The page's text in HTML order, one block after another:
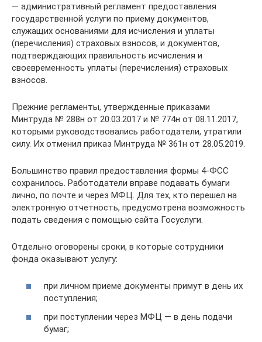
— административный регламент предоставления
государственной услуги по приему документов,
служащих основаниями для исчисления и уплаты
(перечисления) страховых взносов, и документов,
подтверждающих правильность исчисления и
своевременность уплаты (перечисления) страховых
взносов.
Прежние регламенты, утвержденные приказами
Минтруда № 288н от 20.03.2017 и № 774н от 08.11.2017,
которыми руководствовались работодатели, утратили
силу. Их отменил приказ Минтруда № 361н от 28.05.2019.
Большинство правил предоставления формы 4-ФСС
сохранилось. Работодатели вправе подавать бумаги
лично, по почте и через МФЦ. Для тех, кто перешел на
электронную отчетность, предусмотрена возможность
подать сведения с помощью сайта Госуслуги.
Отдельно оговорены сроки, в которые сотрудники
фонда оказывают услугу:
при личном приеме документы примут в день их
поступления;
при поступлении через МФЦ — в день подачи
бумаг;